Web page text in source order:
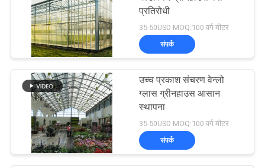
गोपनीयता
नीति
गांजा ग्रीनहाउस
5
प्रतिरोधी
35-50USD MOQ:100 वर्ग मीटर
संपर्क
उच्च प्रकाश संचरण वेन्लो
ग्लास ग्रीनहाउस आसान
स्थापना
35-50USD MOQ:100 वर्ग मीटर
संपर्क